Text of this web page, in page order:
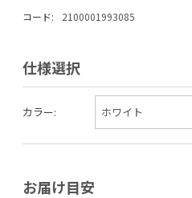
コード: 2100001993085
仕様選択
カラー:
お届け目安